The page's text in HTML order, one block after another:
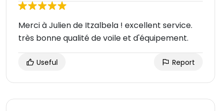
Merci à Julien de Itzalbela ! excellent service.
très bonne qualité de voile et d'équipement.
Useful Report